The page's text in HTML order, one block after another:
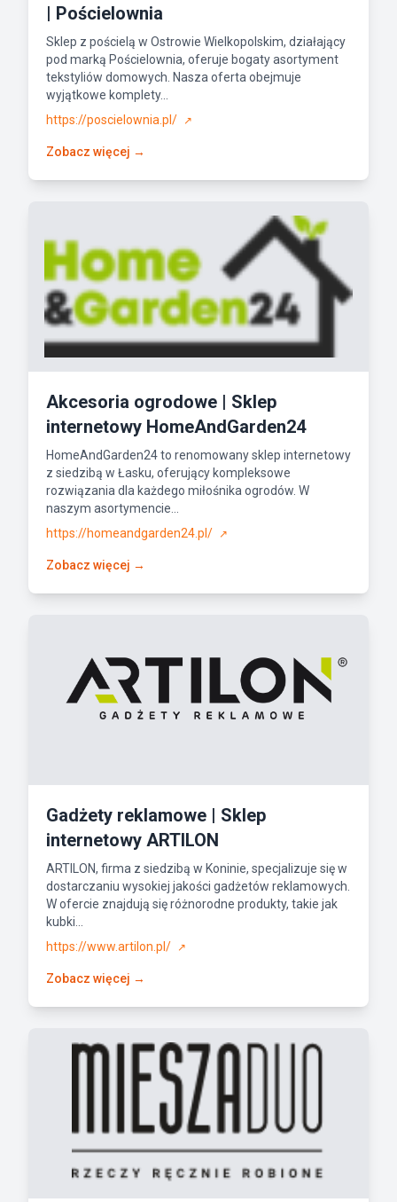
| Pościelownia
Sklep z pościelą w Ostrowie Wielkopolskim, działający
pod marką Pościelownia, oferuje bogaty asortyment
tekstyliów domowych. Nasza oferta obejmuje
wyjątkowe komplety...
https://poscielownia.pl/
↗
Zobacz więcej →
Akcesoria ogrodowe | Sklep
internetowy HomeAndGarden24
HomeAndGarden24 to renomowany sklep internetowy
z siedzibą w Łasku, oferujący kompleksowe
rozwiązania dla każdego miłośnika ogrodów. W
naszym asortymencie...
https://homeandgarden24.pl/
↗
Zobacz więcej →
Gadżety reklamowe | Sklep
internetowy ARTILON
ARTILON, firma z siedzibą w Koninie, specjalizuje się w
dostarczaniu wysokiej jakości gadżetów reklamowych.
W ofercie znajdują się różnorodne produkty, takie jak
kubki...
https://www.artilon.pl/
↗
Zobacz więcej →